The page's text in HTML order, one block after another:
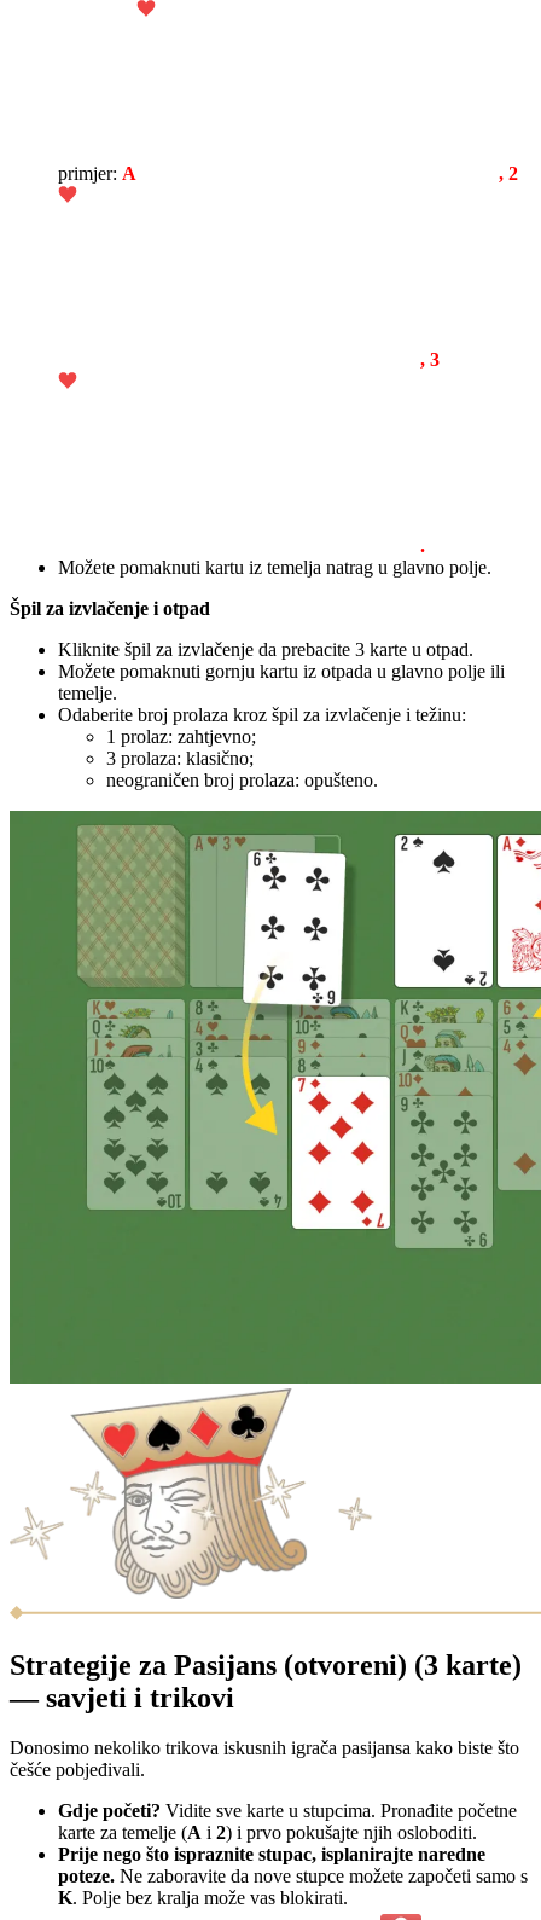
primjer: A , 2
, 3
.
Možete pomaknuti kartu iz temelja natrag u glavno polje.
Špil za izvlačenje i otpad
Kliknite špil za izvlačenje da prebacite 3 karte u otpad.
Možete pomaknuti gornju kartu iz otpada u glavno polje ili
temelje.
Odaberite broj prolaza kroz špil za izvlačenje i težinu:
1 prolaz: zahtjevno;
3 prolaza: klasično;
neograničen broj prolaza: opušteno.
Strategije za Pasijans (otvoreni) (3 karte)
— savjeti i trikovi
Donosimo nekoliko trikova iskusnih igrača pasijansa kako biste što
češće pobjeđivali.
Gdje početi? Vidite sve karte u stupcima. Pronađite početne
karte za temelje (A i 2) i prvo pokušajte njih osloboditi.
Prije nego što ispraznite stupac, isplanirajte naredne
poteze. Ne zaboravite da nove stupce možete započeti samo s
K. Polje bez kralja može vas blokirati.